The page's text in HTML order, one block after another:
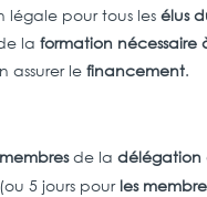
légale pour tous lesélus
laformation nécessaire
assurer lefinancement.
de ladélégation
5 jours pour les